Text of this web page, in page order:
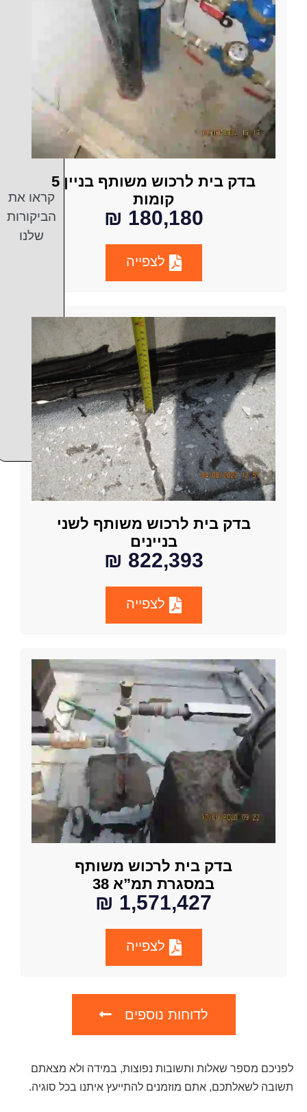
בדק בית לרכוש משותף בניין 5
קומות
180,180 ₪
לצפייה
בדק בית לרכוש משותף לשני
בניינים
822,393 ₪
לצפייה
בדק בית לרכוש משותף
במסגרת תמ”א 38
1,571,427 ₪
לצפייה
לדוחות נוספים
לפניכם מספר שאלות ותשובות נפוצות, במידה ולא מצאתם
תשובה לשאלתכם, אתם מוזמנים להתייעץ איתנו בכל סוגיה.
קראו את
הביקורות
שלנו